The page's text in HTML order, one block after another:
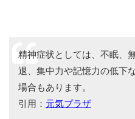
精神症状としては、不眠、
退、集中力や記憶力の低下
場合もあります。
引用： 元気プラザ